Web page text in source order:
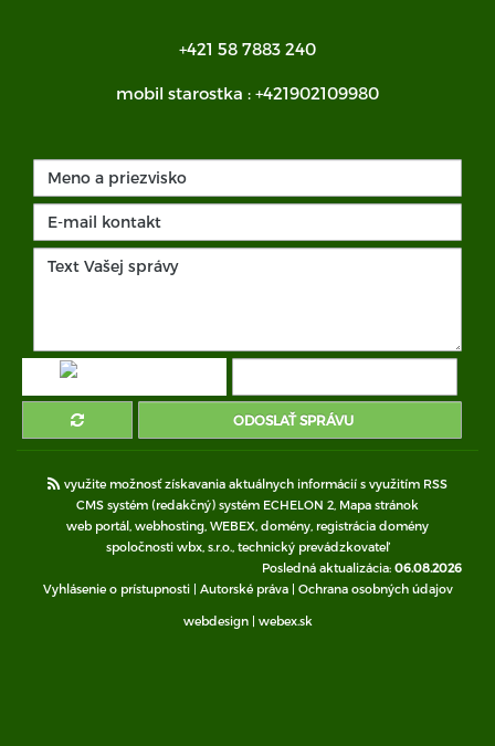
+421 58 7883 240
mobil starostka : +421902109980
ODOSLAŤ SPRÁVU
využite možnosť získavania aktuálnych informácií s využitím RSS
CMS systém (redakčný) systém ECHELON 2, Mapa stránok
web portál webhosting WEBEX domény registrácia domény
spoločnosti wbx, s.r.o., technický prevádzkovateľ
Posledná aktualizácia: 06.08.2026
Vyhlásenie o prístupnosti| Autorské práva| Ochrana osobných údajov
webdesign| webex.sk